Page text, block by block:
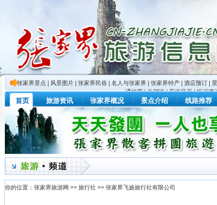
张家界景点 风景图片 张家界民俗 名人与张家界 张家界特产 酒店预订
通地图|自驾游|导游风采|投诉建
首页 旅游资讯 张家界概况 景点介绍 线路推荐
你的位置： 张家界旅游网 >> 旅行社 >> 张家界飞扬旅行社有限公司